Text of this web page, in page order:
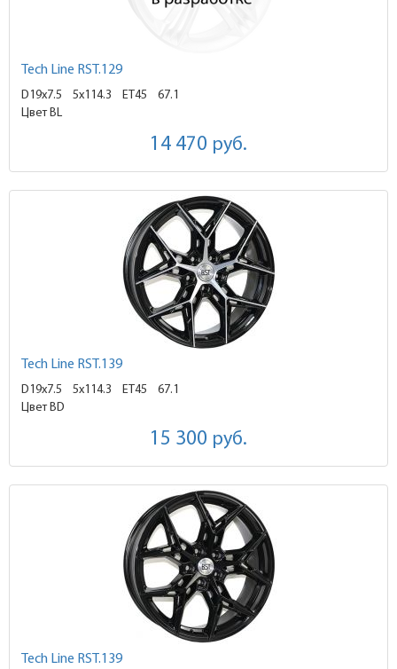
Tech Line RST.129
D19x7.5 5x114.3 ET45
67.1
Цвет BL
14 470 руб.
Tech Line RST.139
D19x7.5 5x114.3 ET45
67.1
Цвет BD
15 300 руб.
Tech Line RST.139